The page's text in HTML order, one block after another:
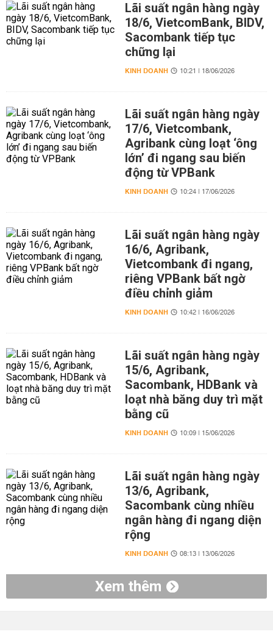
Lãi suất ngân hàng ngày
18/6, VietcomBank, BIDV,
Sacombank tiếp tục
chững lại
KINH DOANH 10:21 | 18/06/2026
Lãi suất ngân hàng ngày
17/6, Vietcombank,
Agribank cùng loạt ‘ông
lớn’ đi ngang sau biến
động từ VPBank
KINH DOANH 10:24 | 17/06/2026
Lãi suất ngân hàng ngày
16/6, Agribank,
Vietcombank đi ngang,
riêng VPBank bất ngờ
điều chỉnh giảm
KINH DOANH 10:42 | 16/06/2026
Lãi suất ngân hàng ngày
15/6, Agribank,
Sacombank, HDBank và
loạt nhà băng duy trì mặt
bằng cũ
KINH DOANH 10:09 | 15/06/2026
Lãi suất ngân hàng ngày
13/6, Agribank,
Sacombank cùng nhiều
ngân hàng đi ngang diện
rộng
KINH DOANH 08:13 | 13/06/2026
Xem thêm